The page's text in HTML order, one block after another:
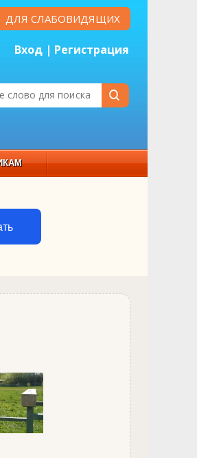
ДЛЯ СЛАБОВИДЯЩИХ
Вход | Регистрация